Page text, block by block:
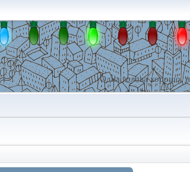
Одна голова хорошо,